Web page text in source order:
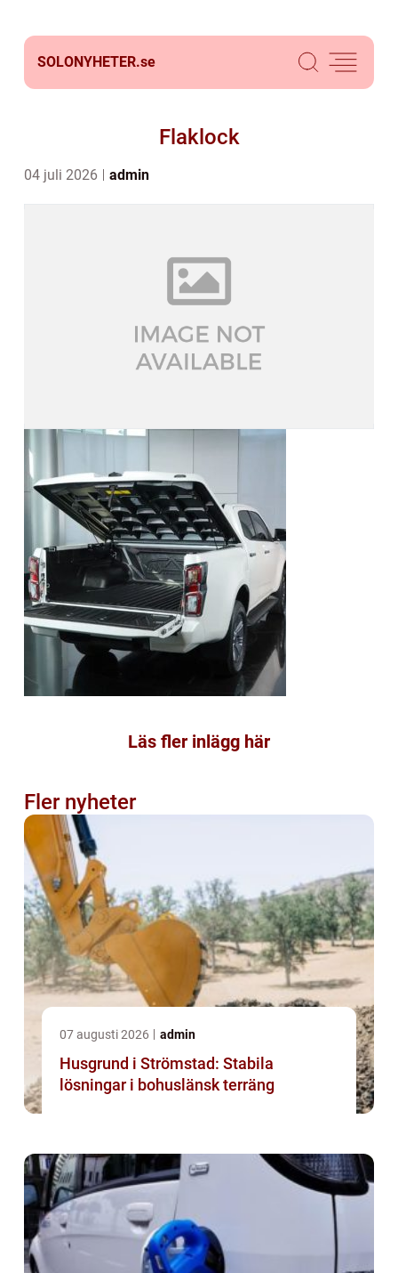
SOLONYHETER.se
Flaklock
04 juli 2026 admin
Läs fler inlägg här
Fler nyheter
07 augusti 2026 admin
Husgrund i Strömstad: Stabila
lösningar i bohuslänsk terräng